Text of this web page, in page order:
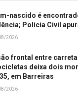
nascido é
Polícia Civil
2026
frontal entre carreta
deixa dois
em Barreiras
2026